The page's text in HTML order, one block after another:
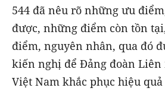
544 đã nêu rõ những ưu
được, những điểm còn tồn
điểm, nguyên nhân, qua đó
kiến nghị để Đảng đoàn Liên
Việt Nam khắc phục hiệu